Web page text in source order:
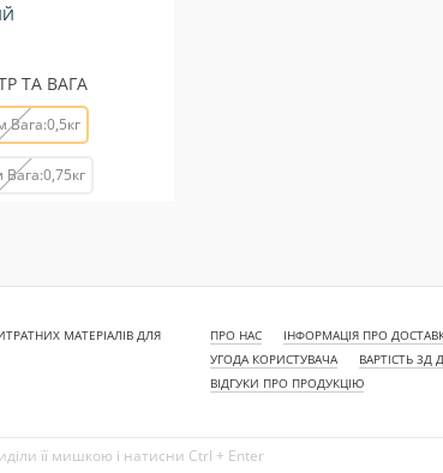
ТА ВАГА
Вага:0,5кг
МАТЕРІАЛІВ ДЛЯ
ПРО НАС ІНФОРМАЦІЯ ПРО
УГОДА КОРИСТУВАЧА
ВАРТІСТЬ 3Д
ВІДГУКИ ПРО ПРОДУКЦІЮ
її мишкою і натисни Ctrl + Enter